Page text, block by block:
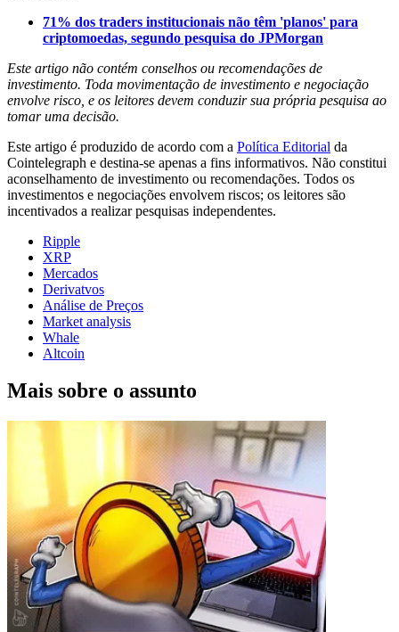
71% dos traders institucionais não têm 'planos' para
criptomoedas, segundo pesquisa do JPMorgan
Este artigo não contém conselhos ou recomendações de
investimento. Toda movimentação de investimento e negociação
envolve risco, e os leitores devem conduzir sua própria pesquisa ao
tomar uma decisão.
Este artigo é produzido de acordo com a Política Editorial da
Cointelegraph e destina-se apenas a fins informativos. Não constitui
aconselhamento de investimento ou recomendações. Todos os
investimentos e negociações envolvem riscos; os leitores são
incentivados a realizar pesquisas independentes.
Ripple
XRP
Mercados
Derivatvos
Análise de Preços
Market analysis
Whale
Altcoin
Mais sobre o assunto